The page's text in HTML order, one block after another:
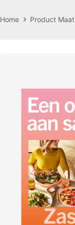
Home Product Maat